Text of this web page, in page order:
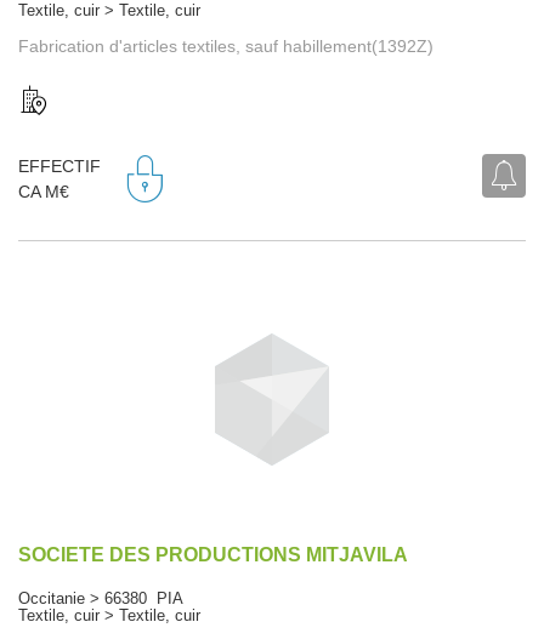
Textile, cuir > Textile, cuir
Fabrication d'articles textiles, sauf habillement(1392Z)
EFFECTIF
CA M€
SOCIETE DES PRODUCTIONS MITJAVILA
Occitanie > 66380 PIA
Textile, cuir > Textile, cuir